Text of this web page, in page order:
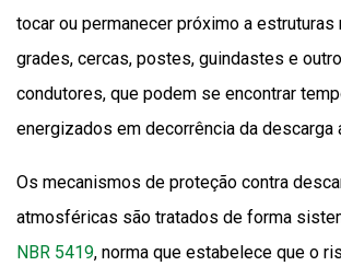
tocar ou permanecer próximo a
grades, cercas, postes, guindastes e
condutores, que podem se encontrar
energizados em decorrência da descarga
Os mecanismos de proteção contra
atmosféricas são tratados de forma
NBR 5419, norma que estabelece que o